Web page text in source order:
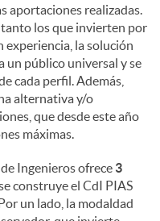
aportaciones realizadas.
los que invierten por
experiencia, la solución
un público universal y se
cada perfil. Además,
alternativa y/o
que desde este año
máximas.
Ingenieros ofrece 3
construye el CdI PIAS
un lado, la modaldad